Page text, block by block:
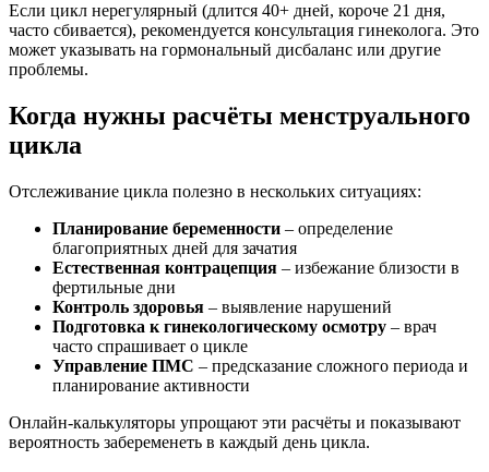
Если цикл нерегулярный (длится 40+ дней, короче 21 дня,
часто сбивается), рекомендуется консультация гинеколога. Это
может указывать на гормональный дисбаланс или другие
проблемы.
Когда нужны расчёты менструального
цикла
Отслеживание цикла полезно в нескольких ситуациях:
Планирование беременности – определение
благоприятных дней для зачатия
Естественная контрацепция – избежание близости в
фертильные дни
Контроль здоровья – выявление нарушений
Подготовка к гинекологическому осмотру – врач
часто спрашивает о цикле
Управление ПМС – предсказание сложного периода и
планирование активности
Онлайн-калькуляторы упрощают эти расчёты и показывают
вероятность забеременеть в каждый день цикла.